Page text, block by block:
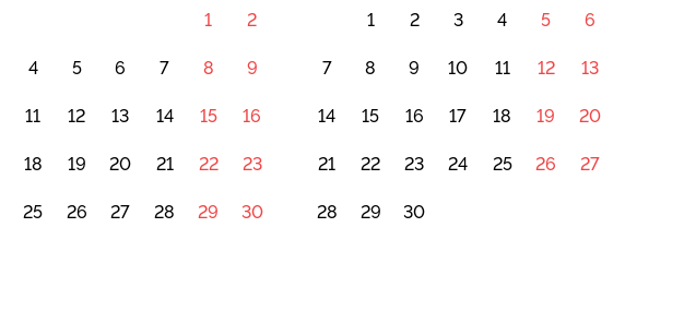
1 2
4 5 6 7 8 9
11 12 13 14 15 16
18 19 20 21 22 23
25 26 27 28 29 30
1 2 3 4 5 6
7 8 9 10 11 12 13
14 15 16 17 18 19 20
21 22 23 24 25 26 27
28 29 30